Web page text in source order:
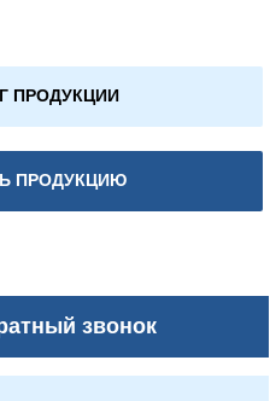
ПРОДУКЦИИ
ПРОДУКЦИЮ
звонок